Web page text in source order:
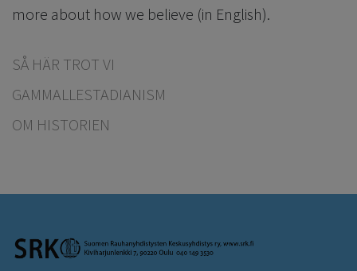
more about how we believe (in English).
SÅ HÄR TROT VI
GAMMALLESTADIANISM
OM HISTORIEN